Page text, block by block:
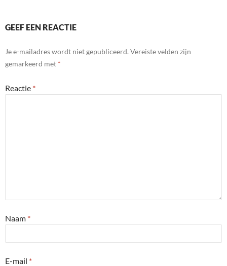
GEEF EEN REACTIE
Je e-mailadres wordt niet gepubliceerd. Vereiste velden zijn
gemarkeerd met *
Reactie *
Naam *
E-mail *